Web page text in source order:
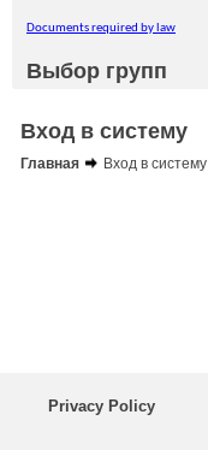
Documents required by law
Выбор групп
Вход в систему
Главная
Вход в систему
Privacy Policy